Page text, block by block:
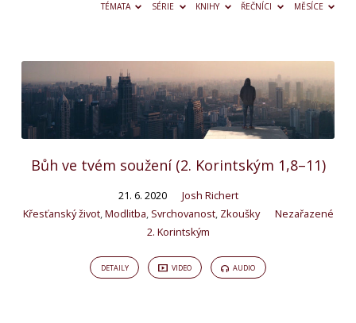
TÉMATA
SÉRIE KNIHY ŘEČNÍCI MĚSÍCE
"Boží
plán"
Tagged
Kázání
Bůh ve tvém soužení (2. Korintským 1,8–11)
21. 6. 2020
Josh Richert
Křesťanský život, Modlitba Svrchovanost, Zkoušky
Nezařazené
2. Korintským
DETAILY VIDEO AUDIO